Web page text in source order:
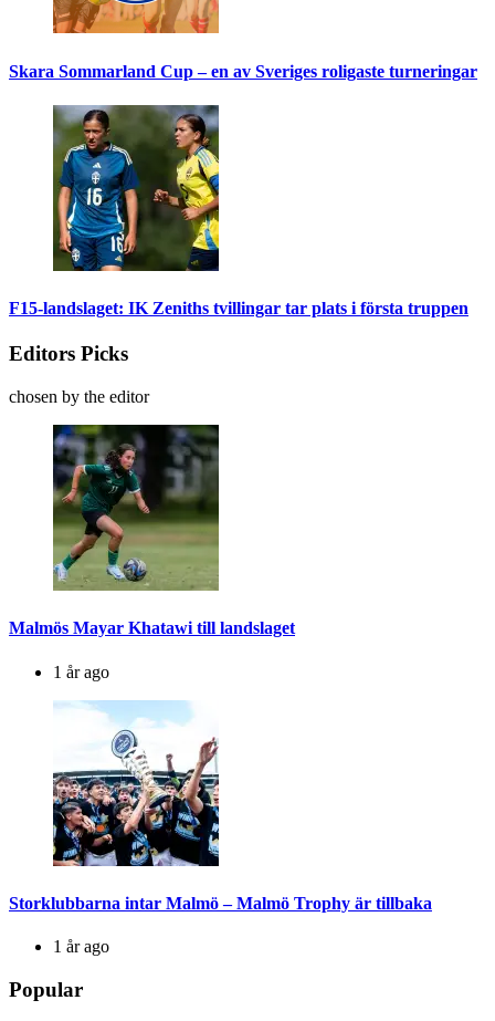
Skara Sommarland Cup – en av Sveriges roligaste turneringar
F15-landslaget: IK Zeniths tvillingar tar plats i första truppen
Editors Picks
chosen by the editor
Malmös Mayar Khatawi till landslaget
1 år ago
Storklubbarna intar Malmö – Malmö Trophy är tillbaka
1 år ago
Popular